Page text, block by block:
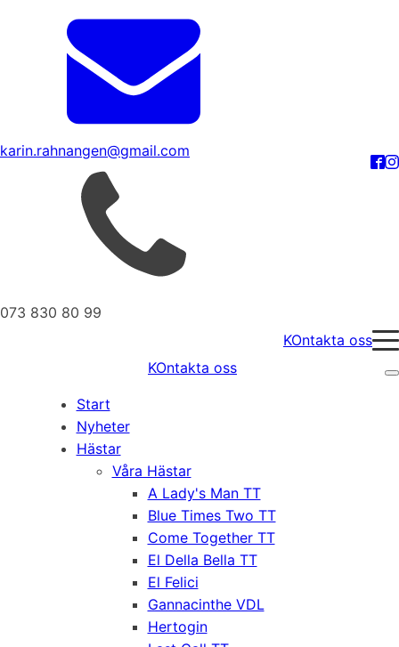
karin.rahnangen@gmail.com
073 830 80 99
KOntakta oss
KOntakta oss
Start
Nyheter
Hästar
Våra Hästar
A Lady's Man TT
Blue Times Two TT
Come Together TT
El Della Bella TT
El Felici
Gannacinthe VDL
Hertogin